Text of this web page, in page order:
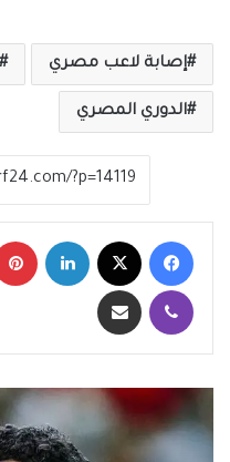
إصابة لاعب مصري
الدوري المصري
فيسبوك لينكدإن
ڤايبر مشاركة عبر البريد